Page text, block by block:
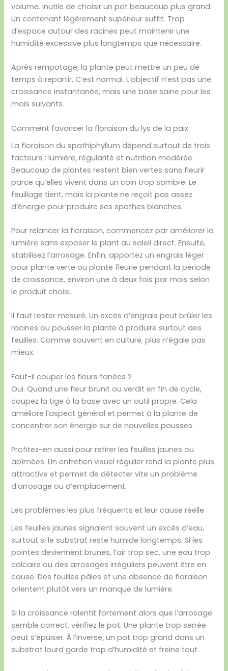
volume. Inutile de choisir un pot beaucoup plus grand.
Un contenant légèrement supérieur suffit. Trop
d’espace autour des racines peut maintenir une
humidité excessive plus longtemps que nécessaire.
Après rempotage, la plante peut mettre un peu de
temps à repartir. C’est normal. L’objectif n’est pas une
croissance instantanée, mais une base saine pour les
mois suivants.
Comment favoriser la floraison du lys de la paix
La floraison du spathiphyllum dépend surtout de trois
facteurs : lumière, régularité et nutrition modérée.
Beaucoup de plantes restent bien vertes sans fleurir
parce qu’elles vivent dans un coin trop sombre. Le
feuillage tient, mais la plante ne reçoit pas assez
d’énergie pour produire ses spathes blanches.
Pour relancer la floraison, commencez par améliorer la
lumière sans exposer le plant au soleil direct. Ensuite,
stabilisez l’arrosage. Enfin, apportez un engrais léger
pour plante verte ou plante fleurie pendant la période
de croissance, environ une à deux fois par mois selon
le produit choisi.
Il faut rester mesuré. Un excès d’engrais peut brûler les
racines ou pousser la plante à produire surtout des
feuilles. Comme souvent en culture, plus n’égale pas
mieux.
Faut-il couper les fleurs fanées ?
Oui. Quand une fleur brunit ou verdit en fin de cycle,
coupez la tige à la base avec un outil propre. Cela
améliore l’aspect général et permet à la plante de
concentrer son énergie sur de nouvelles pousses.
Profitez-en aussi pour retirer les feuilles jaunes ou
abîmées. Un entretien visuel régulier rend la plante plus
attractive et permet de détecter vite un problème
d’arrosage ou d’emplacement.
Les problèmes les plus fréquents et leur cause réelle
Les feuilles jaunes signalent souvent un excès d’eau,
surtout si le substrat reste humide longtemps. Si les
pointes deviennent brunes, l’air trop sec, une eau trop
calcaire ou des arrosages irréguliers peuvent être en
cause. Des feuilles pâles et une absence de floraison
orientent plutôt vers un manque de lumière.
Si la croissance ralentit fortement alors que l’arrosage
semble correct, vérifiez le pot. Une plante trop serrée
peut s’épuiser. À l’inverse, un pot trop grand dans un
substrat lourd garde trop d’humidité et freine tout.